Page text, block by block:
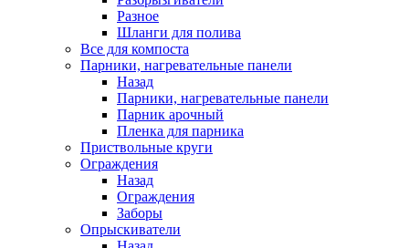
Разное
Шланги для полива
Все для компоста
Парники, нагревательные панели
Назад
Парники, нагревательные панели
Парник арочный
Пленка для парника
Приствольные круги
Ограждения
Назад
Ограждения
Заборы
Опрыскиватели